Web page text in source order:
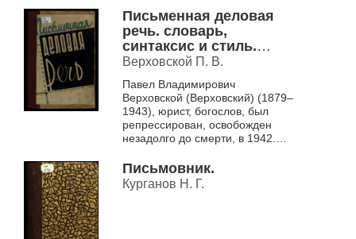
с прибавлением
анекдотов, к чему
присоединена I-я часть
немецкой грамматики.
Письменная деловая
речь. словарь,
синтаксис и стиль.
Разбор и критика
шаблонов в языке
документов.
Верховской П. В.
Павел Владимирович
Верховской (Верховский) (1879–
1943), юрист, богослов, был
репрессирован, освобожден
незадолго до смерти, в 1942.
опубликованных трудов его
обширной...
Письмовник.
Курганов Н. Г.